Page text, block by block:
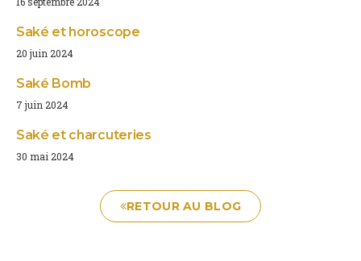
Saké et horoscope
20 juin 2024
Saké Bomb
7 juin 2024
Saké et charcuteries
30 mai 2024
RETOUR AU BLOG